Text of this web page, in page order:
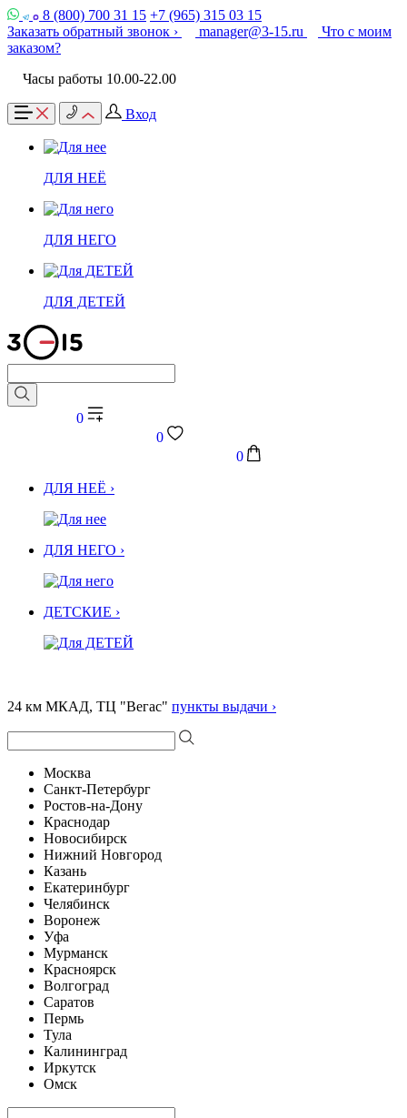
8 (800) 700 31 15 +7 (965) 315 03 15
Заказать обратный звонок ›
manager@3-15.ru
Что с моим
заказом?
Часы работы 10.00-22.00
Вход
ДЛЯ НЕЁ
ДЛЯ НЕГО
ДЛЯ ДЕТЕЙ
0
0
0
ДЛЯ НЕЁ ›
ДЛЯ НЕГО ›
ДЕТСКИЕ ›
24 км МКАД, ТЦ "Вегас" пункты выдачи ›
Москва
Санкт-Петербург
Ростов-на-Дону
Краснодар
Новосибирск
Нижний Новгород
Казань
Екатеринбург
Челябинск
Воронеж
Уфа
Мурманск
Красноярск
Волгоград
Саратов
Пермь
Тула
Калининград
Иркутск
Омск